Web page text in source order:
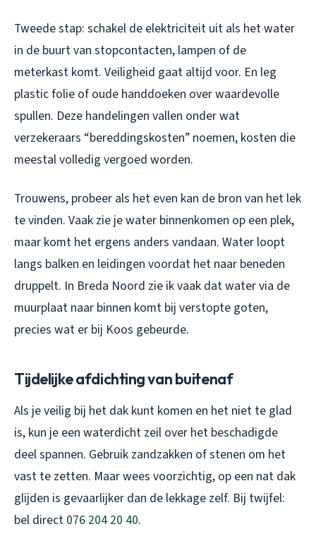
Tweede stap: schakel de elektriciteit uit als het water
in de buurt van stopcontacten, lampen of de
meterkast komt. Veiligheid gaat altijd voor. En leg
plastic folie of oude handdoeken over waardevolle
spullen. Deze handelingen vallen onder wat
verzekeraars “bereddingskosten” noemen, kosten die
meestal volledig vergoed worden.
Trouwens, probeer als het even kan de bron van het lek
te vinden. Vaak zie je water binnenkomen op een plek,
maar komt het ergens anders vandaan. Water loopt
langs balken en leidingen voordat het naar beneden
druppelt. In Breda Noord zie ik vaak dat water via de
muurplaat naar binnen komt bij verstopte goten,
precies wat er bij Koos gebeurde.
Tijdelijke afdichting van buitenaf
Als je veilig bij het dak kunt komen en het niet te glad
is, kun je een waterdicht zeil over het beschadigde
deel spannen. Gebruik zandzakken of stenen om het
vast te zetten. Maar wees voorzichtig, op een nat dak
glijden is gevaarlijker dan de lekkage zelf. Bij twijfel:
bel direct 076 204 20 40.